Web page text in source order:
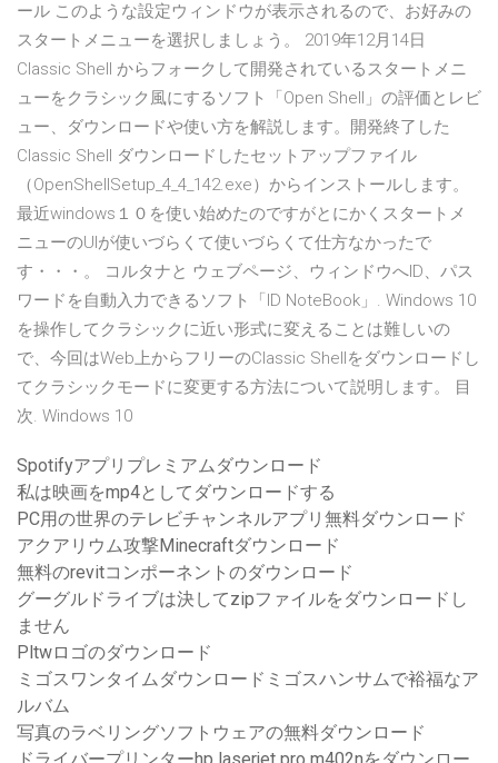
ール このような設定ウィンドウが表示されるので、お好みの
スタートメニューを選択しましょう。 2019年12月14日
Classic Shell からフォークして開発されているスタートメニ
ューをクラシック風にするソフト「Open Shell」の評価とレビ
ュー、ダウンロードや使い方を解説します。開発終了した
Classic Shell ダウンロードしたセットアップファイル
（OpenShellSetup_4_4_142.exe）からインストールします。
最近windows１０を使い始めたのですがとにかくスタートメ
ニューのUIが使いづらくて使いづらくて仕方なかったで
す・・・。 コルタナと ウェブページ、ウィンドウへID、パス
ワードを自動入力できるソフト「ID NoteBook」. Windows 10
を操作してクラシックに近い形式に変えることは難しいの
で、今回はWeb上からフリーのClassic Shellをダウンロードし
てクラシックモードに変更する方法について説明します。 目
次. Windows 10
Spotifyアプリプレミアムダウンロード
私は映画をmp4としてダウンロードする
PC用の世界のテレビチャンネルアプリ無料ダウンロード
アクアリウム攻撃Minecraftダウンロード
無料のrevitコンポーネントのダウンロード
グーグルドライブは決してzipファイルをダウンロードし
ません
Pltwロゴのダウンロード
ミゴスワンタイムダウンロードミゴスハンサムで裕福なア
ルバム
写真のラベリングソフトウェアの無料ダウンロード